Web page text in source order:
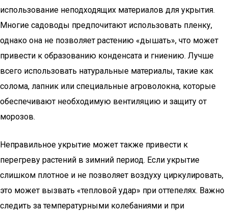
использование неподходящих материалов для укрытия.
Многие садоводы предпочитают использовать пленку,
однако она не позволяет растению «дышать», что может
привести к образованию конденсата и гниению. Лучше
всего использовать натуральные материалы, такие как
солома, лапник или специальные агроволокна, которые
обеспечивают необходимую вентиляцию и защиту от
морозов.
Неправильное укрытие может также привести к
перегреву растений в зимний период. Если укрытие
слишком плотное и не позволяет воздуху циркулировать,
это может вызвать «тепловой удар» при оттепелях. Важно
следить за температурными колебаниями и при